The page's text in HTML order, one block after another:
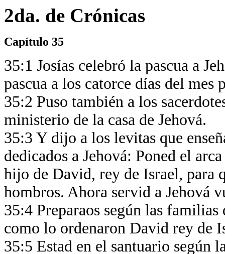
2da. de Crónicas
Capítulo 35
35:1 Josías celebró la pascua a
pascua a los catorce días del mes
35:2 Puso también a los
ministerio de la casa de Jehová.
35:3 Y dijo a los levitas que
dedicados a Jehová: Poned el
hijo de David, rey de Israel, para
hombros. Ahora servid a Jehová
35:4 Preparaos según las
como lo ordenaron David rey de
35:5 Estad en el santuario según